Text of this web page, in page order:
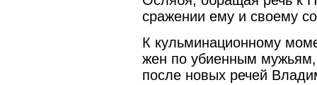
сражении ему и своему
К кульминационному
жен по убиенным
после новых речей